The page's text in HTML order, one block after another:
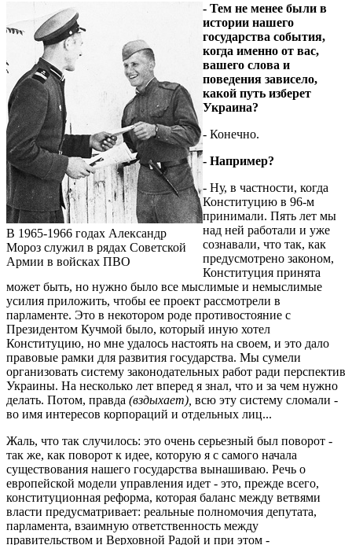
В 1965-1966 годах Александр
Мороз служил в рядах Советской
Армии в войсках ПВО
- Тем не менее были в
истории нашего
государства события,
когда именно от вас,
вашего слова и
поведения зависело,
какой путь изберет
Украина?
- Конечно.
- Например?
- Ну, в частности, когда
Конституцию в 96-м
принимали. Пять лет мы
над ней работали и уже
сознавали, что так, как
предусмотрено законом,
Конституция принята
может быть, но нужно было все мыслимые и немыслимые
усилия приложить, чтобы ее проект рассмотрели в
парламенте. Это в некотором роде противостояние с
Президентом Кучмой было, который иную хотел
Конституцию, но мне удалось настоять на своем, и это дало
правовые рамки для развития государства. Мы сумели
организовать систему законодательных работ ради перспектив
Украины. На несколько лет вперед я знал, что и за чем нужно
делать. Потом, правда (вздыхает), всю эту систему сломали -
во имя интересов корпораций и отдельных лиц...
Жаль, что так случилось: это очень серьезный был поворот -
так же, как поворот к идее, которую я с самого начала
существования нашего государства вынашиваю. Речь о
европейской модели управления идет - это, прежде всего,
конституционная реформа, которая баланс между ветвями
власти предусматривает: реальные полномочия депутата,
парламента, взаимную ответственность между
правительством и Верховной Радой и при этом -